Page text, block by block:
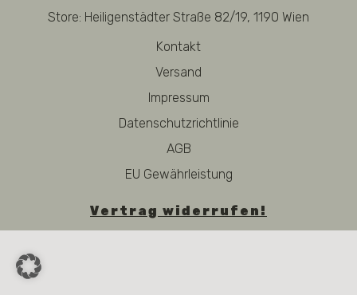
Store: Heiligenstädter Straße 82/19, 1190 Wien
Kontakt
Versand
Impressum
Datenschutzrichtlinie
AGB
EU Gewährleistung
Vertrag widerrufen!